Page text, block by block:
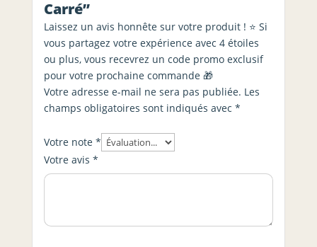
Carré”
Laissez un avis honnête sur votre produit ! ⭐ Si
vous partagez votre expérience avec 4 étoiles
ou plus, vous recevrez un code promo exclusif
pour votre prochaine commande 🎁
Votre adresse e-mail ne sera pas publiée. Les
champs obligatoires sont indiqués avec *
Votre note *
Votre avis *